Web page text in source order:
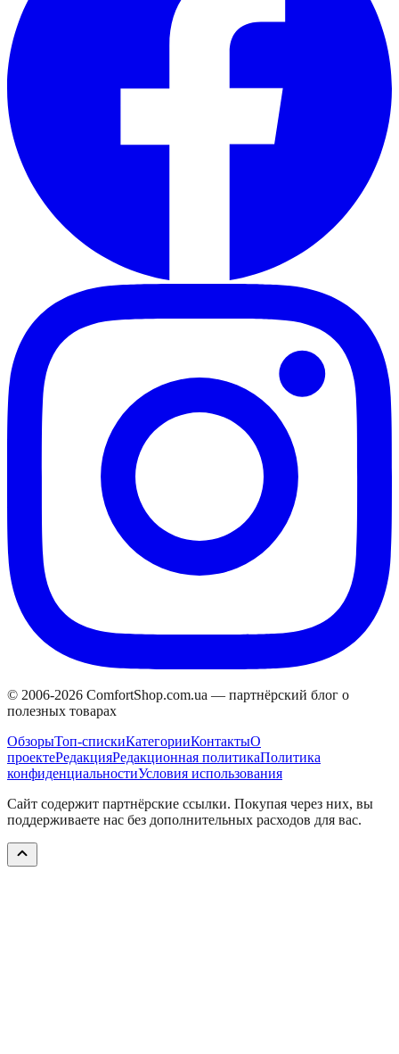
© 2006-2026 ComfortShop.com.ua — партнёрский блог о
полезных товарах
ОбзорыТоп-спискиКатегорииКонтактыО
проектеРедакцияРедакционная политикаПолитика
конфиденциальностиУсловия использования
Сайт содержит партнёрские ссылки. Покупая через них, вы
поддерживаете нас без дополнительных расходов для вас.